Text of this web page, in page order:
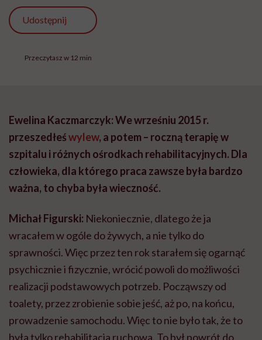
szpitalu i różnych ośrodkach rehabilitacyjnych.
człowieka, dla którego praca zawsze była bardzo
psychicznie i fizycznie, wrócić powoli do możliwości
realizacji podstawowych potrzeb. Począwszy od
toalety, przez zrobienie sobie jeść, aż po, na końcu,
prowadzenie samochodu. Więc to nie było tak, że to
była tylko rehabilitacja ruchowa. To był powrót do
Co się czuje, kiedy z błyskotliwego radiowca z ciętą
ripostą nagle zamieniasz się w kogoś, komu ciężko
złożyć zdanie i obsłużyć telefon?
To jest na początku oczywiście gigantyczny szok,
ponieważ po wylewie stan umysłu wygląda trochę tak
jak po eksplozji bomby pod czaszką. Przez cały ten rok